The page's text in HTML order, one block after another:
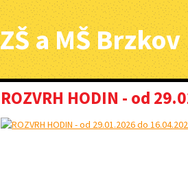
ZŠ a MŠ Brzkov
ROZVRH HODIN - od